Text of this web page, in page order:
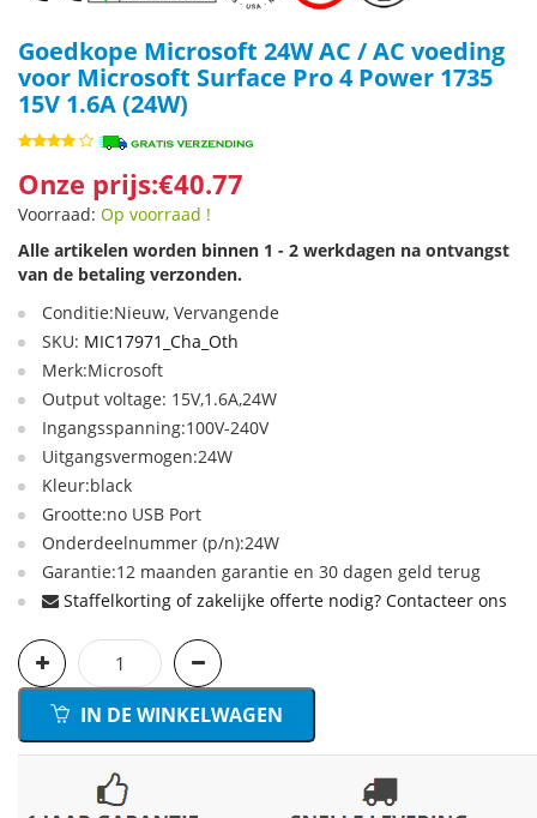
Goedkope Microsoft 24W AC / AC voeding
voor Microsoft Surface Pro 4 Power 1735
15V 1.6A (24W)
Onze prijs:€40.77
Voorraad: Op voorraad !
Alle artikelen worden binnen 1 - 2 werkdagen na ontvangst
van de betaling verzonden.
Conditie:Nieuw, Vervangende
SKU: MIC17971_Cha_Oth
Merk:Microsoft
Output voltage: 15V,1.6A,24W
Ingangsspanning:100V-240V
Uitgangsvermogen:24W
Kleur:black
Grootte:no USB Port
Onderdeelnummer (p/n):24W
Garantie:12 maanden garantie en 30 dagen geld terug
Staffelkorting of zakelijke offerte nodig? Contacteer ons
IN DE WINKELWAGEN